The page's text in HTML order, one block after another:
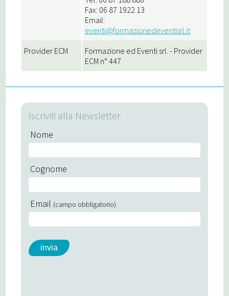
Fax: 06 87 1922 13
Email:
eventi@formazionedeventisrl.it
Provider ECM
Formazione ed Eventi srl. - Provider
ECM n° 447
Iscriviti alla Newsletter
Nome
Cognome
Email (campo obbligatorio)